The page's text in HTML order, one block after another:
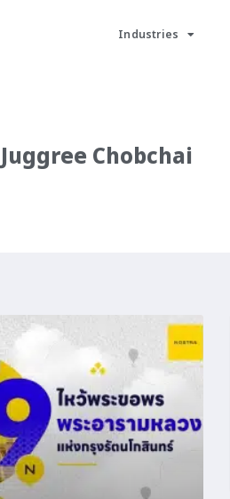
Industries
Juggree Chobchai